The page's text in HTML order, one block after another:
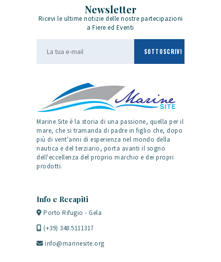
Newsletter
Ricevi le ultime notizie delle nostre partecipazioni
a Fiere ed Eventi
Marine Site è la storia di una passione, quella per il
mare, che si tramanda di padre in figlio che, dopo
più di vent'anni di esperienza nel mondo della
nautica e del terziario, porta avanti il sogno
dell'eccellenza del proprio marchio e dei propri
prodotti.
Info e Recapiti
Porto Rifugio - Gela
(+39) 348.5111317
info@marinesite.org